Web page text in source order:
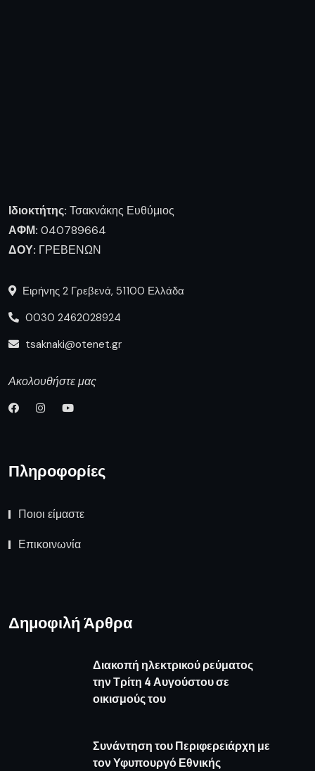
Ιδιοκτήτης: Τσακνάκης Ευθύμιος
ΑΦΜ: 040789664
ΔΟΥ: ΓΡΕΒΕΝΩΝ
Ειρήνης 2 Γρεβενά, 51100 Ελλάδα
0030 2462028924
tsaknaki@otenet.gr
Ακολουθήστε μας
Πληροφορίες
Ποιοι είμαστε
Επικοινωνία
Δημοφιλή Άρθρα
Διακοπή ηλεκτρικού ρεύματος
την Τρίτη 4 Αυγούστου σε
οικισμούς του
Συνάντηση του Περιφερειάρχη με
τον Υφυπουργό Εθνικής